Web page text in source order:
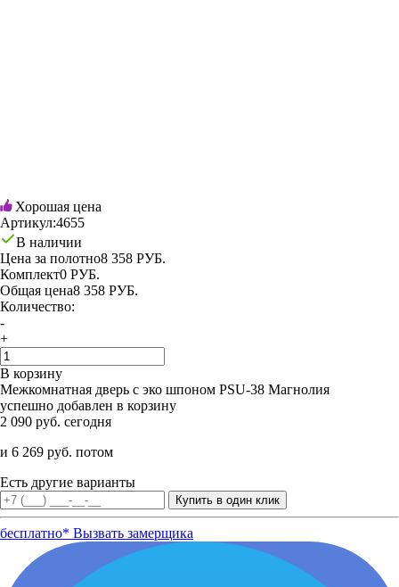
Хорошая цена
Артикул:4655
В наличии
Цена за полотно8 358 РУБ.
Комплект0 РУБ.
Общая цена8 358 РУБ.
Количество:
-
+
В корзину
Межкомнатная дверь с эко шпоном PSU-38 Магнолия
успешно добавлен в корзину
2 090 руб. сегодня
и 6 269 руб. потом
Есть другие варианты
бесплатно* Вызвать замерщика